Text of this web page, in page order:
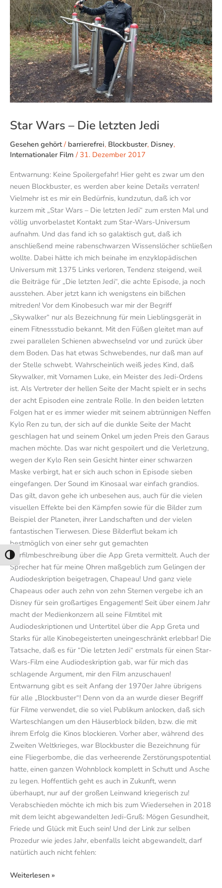
Umschalten auf hohe Kontraste
Star Wars – Die letzten Jedi
Gesehen gehört/ barrierefrei, Blockbuster, Disney,
Internationaler Film / 31. Dezember 2017
Entwarnung: Keine Spoilergefahr! Hier geht es zwar um den
neuen Blockbuster, es werden aber keine Details verraten!
Vielmehr ist es mir ein Bedürfnis, kundzutun, daß ich vor
kurzem mit „Star Wars – Die letzten Jedi“ zum ersten Mal und
völlig unvorbelastet Kontakt zum Star-Wars-Universum
aufnahm. Und das fand ich so galaktisch gut, daß ich
anschließend meine rabenschwarzen Wissenslöcher schließen
wollte. Dabei hätte ich mich beinahe im enzyklopädischen
Universum mit 1375 Links verloren, Tendenz steigend, weil
die Beiträge für „Die letzten Jedi“, die achte Episode, ja noch
ausstehen. Aber jetzt kann ich wenigstens ein bißchen
mitreden! Vor dem Kinobesuch war mir der Begriff
„Skywalker“ nur als Bezeichnung für mein Lieblingsgerät in
einem Fitnessstudio bekannt. Mit den Füßen gleitet man auf
zwei parallelen Schienen abwechselnd vor und zurück über
dem Boden. Das hat etwas Schwebendes, nur daß man auf
der Stelle schwebt. Wahrscheinlich weiß jedes Kind, daß
Skywalker, mit Vornamen Luke, ein Meister des Jedi-Ordens
ist. Als Vertreter der hellen Seite der Macht spielt er in sechs
der acht Episoden eine zentrale Rolle. In den beiden letzten
Folgen hat er es immer wieder mit seinem abtrünnigen Neffen
Kylo Ren zu tun, der sich auf die dunkle Seite der Macht
geschlagen hat und seinem Onkel um jeden Preis den Garaus
machen möchte. Das war nicht gespoilert und die Verletzung,
wegen der Kylo Ren sein Gesicht hinter einer schwarzen
Maske verbirgt, hat er sich auch schon in Episode sieben
eingefangen. Der Sound im Kinosaal war einfach grandios.
Das gilt, davon gehe ich unbesehen aus, auch für die vielen
visuellen Effekte bei den Kämpfen sowie für die Bilder zum
Beispiel der Planeten, ihrer Landschaften und der vielen
fantastischen Tierwesen. Diese Bilderflut bekam ich
bestmöglich von einer sehr gut gemachten
Hörfilmbeschreibung über die App Greta vermittelt. Auch der
Sprecher hat für meine Ohren maßgeblich zum Gelingen der
Audiodeskription beigetragen, Chapeau! Und ganz viele
Chapeaus oder auch zehn von zehn Sternen vergebe ich an
Disney für sein großartiges Engagement! Seit über einem Jahr
macht der Medienkonzern all seine Filmtitel mit
Audiodeskriptionen und Untertitel über die App Greta und
Starks für alle Kinobegeisterten uneingeschränkt erlebbar! Die
Tatsache, daß es für “Die letzten Jedi“ erstmals für einen Star-
Wars-Film eine Audiodeskription gab, war für mich das
schlagende Argument, mir den Film anzuschauen!
Entwarnung gibt es seit Anfang der 1970er Jahre übrigens
für alle „Blockbuster“! Denn von da an wurde dieser Begriff
für Filme verwendet, die so viel Publikum anlocken, daß sich
Warteschlangen um den Häuserblock bilden, bzw. die mit
ihrem Erfolg die Kinos blockieren. Vorher aber, während des
Zweiten Weltkrieges, war Blockbuster die Bezeichnung für
eine Fliegerbombe, die das verheerende Zerstörungspotential
hatte, einen ganzen Wohnblock komplett in Schutt und Asche
zu legen. Hoffentlich geht es auch in Zukunft, wenn
überhaupt, nur auf der großen Leinwand kriegerisch zu!
Verabschieden möchte ich mich bis zum Wiedersehen in 2018
mit dem leicht abgewandelten Jedi-Gruß: Mögen Gesundheit,
Friede und Glück mit Euch sein! Und der Link zur selben
Prozedur wie jedes Jahr, ebenfalls leicht abgewandelt, darf
natürlich auch nicht fehlen:
Die
letzten
Jedi
Weiterlesen »